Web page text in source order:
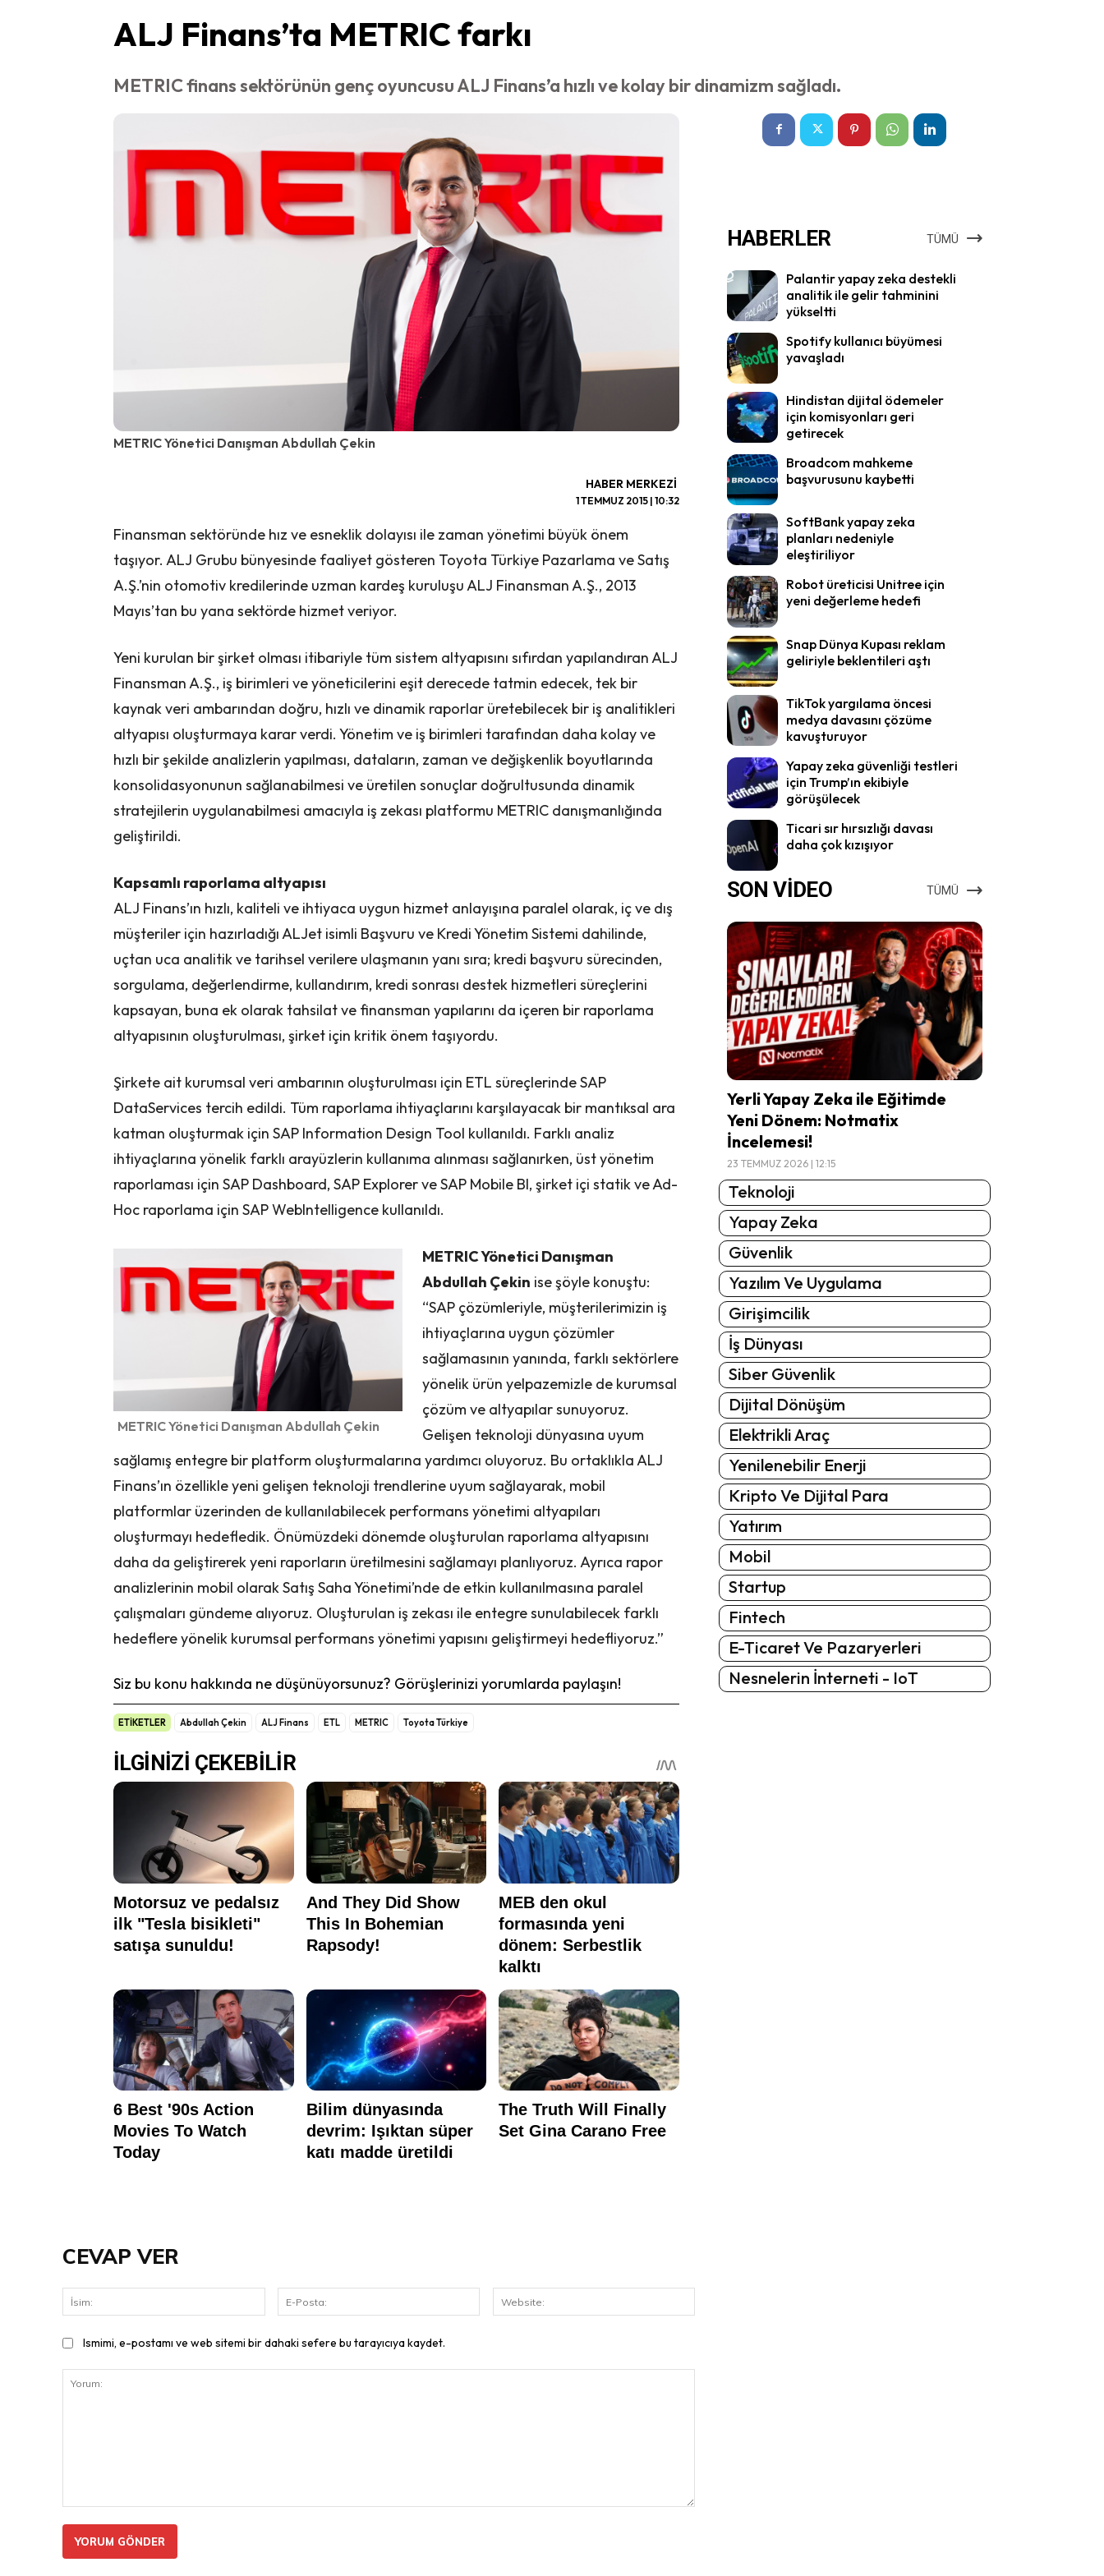
ALJ Finans’ta METRIC farkı
METRIC finans sektörünün genç oyuncusu ALJ Finans’a hızlı ve kolay bir dinamizm sağladı.
METRIC Yönetici Danışman Abdullah Çekin
HABER MERKEZI
1 TEMMUZ 2015 | 10:32
Finansman sektöründe hız ve esneklik dolayısı ile zaman yönetimi büyük önem
taşıyor. ALJ Grubu bünyesinde faaliyet gösteren Toyota Türkiye Pazarlama ve Satış
A.Ş.’nin otomotiv kredilerinde uzman kardeş kuruluşu ALJ Finansman A.Ş., 2013
Mayıs’tan bu yana sektörde hizmet veriyor.
Yeni kurulan bir şirket olması itibariyle tüm sistem altyapısını sıfırdan yapılandıran ALJ
Finansman A.Ş., iş birimleri ve yöneticilerini eşit derecede tatmin edecek, tek bir
kaynak veri ambarından doğru, hızlı ve dinamik raporlar üretebilecek bir iş analitikleri
altyapısı oluşturmaya karar verdi. Yönetim ve iş birimleri tarafından daha kolay ve
hızlı bir şekilde analizlerin yapılması, dataların, zaman ve değişkenlik boyutlarında
konsolidasyonunun sağlanabilmesi ve üretilen sonuçlar doğrultusunda dinamik
stratejilerin uygulanabilmesi amacıyla iş zekası platformu METRIC danışmanlığında
geliştirildi.
Kapsamlı raporlama altyapısı
ALJ Finans’ın hızlı, kaliteli ve ihtiyaca uygun hizmet anlayışına paralel olarak, iç ve dış
müşteriler için hazırladığı ALJet isimli Başvuru ve Kredi Yönetim Sistemi dahilinde,
uçtan uca analitik ve tarihsel verilere ulaşmanın yanı sıra; kredi başvuru sürecinden,
sorgulama, değerlendirme, kullandırım, kredi sonrası destek hizmetleri süreçlerini
kapsayan, buna ek olarak tahsilat ve finansman yapılarını da içeren bir raporlama
altyapısının oluşturulması, şirket için kritik önem taşıyordu.
Şirkete ait kurumsal veri ambarının oluşturulması için ETL süreçlerinde SAP
DataServices tercih edildi. Tüm raporlama ihtiyaçlarını karşılayacak bir mantıksal ara
katman oluşturmak için SAP Information Design Tool kullanıldı. Farklı analiz
ihtiyaçlarına yönelik farklı arayüzlerin kullanıma alınması sağlanırken, üst yönetim
raporlaması için SAP Dashboard, SAP Explorer ve SAP Mobile BI, şirket içi statik ve Ad-
Hoc raporlama için SAP WebIntelligence kullanıldı.
METRIC Yönetici Danışman Abdullah Çekin
METRIC Yönetici Danışman
Abdullah Çekin ise şöyle konuştu:
“SAP çözümleriyle, müşterilerimizin iş
ihtiyaçlarına uygun çözümler
sağlamasının yanında, farklı sektörlere
yönelik ürün yelpazemizle de kurumsal
çözüm ve altyapılar sunuyoruz.
Gelişen teknoloji dünyasına uyum
sağlamış entegre bir platform oluşturmalarına yardımcı oluyoruz. Bu ortaklıkla ALJ
Finans’ın özellikle yeni gelişen teknoloji trendlerine uyum sağlayarak, mobil
platformlar üzerinden de kullanılabilecek performans yönetimi altyapıları
oluşturmayı hedefledik. Önümüzdeki dönemde oluşturulan raporlama altyapısını
daha da geliştirerek yeni raporların üretilmesini sağlamayı planlıyoruz. Ayrıca rapor
analizlerinin mobil olarak Satış Saha Yönetimi’nde de etkin kullanılmasına paralel
çalışmaları gündeme alıyoruz. Oluşturulan iş zekası ile entegre sunulabilecek farklı
hedeflere yönelik kurumsal performans yönetimi yapısını geliştirmeyi hedefliyoruz.”
Siz bu konu hakkında ne düşünüyorsunuz? Görüşlerinizi yorumlarda paylaşın!
ETİKETLER Abdullah Çekin ALJ Finans ETL METRIC Toyota Türkiye
HABERLER TÜMÜ
Palantir yapay zeka destekli
analitik ile gelir tahminini
yükseltti
Spotify kullanıcı büyümesi
yavaşladı
Hindistan dijital ödemeler
için komisyonları geri
getirecek
Broadcom mahkeme
başvurusunu kaybetti
SoftBank yapay zeka
planları nedeniyle
eleştiriliyor
Robot üreticisi Unitree için
yeni değerleme hedefi
Snap Dünya Kupası reklam
geliriyle beklentileri aştı
TikTok yargılama öncesi
medya davasını çözüme
kavuşturuyor
Yapay zeka güvenliği testleri
için Trump’ın ekibiyle
görüşülecek
Ticari sır hırsızlığı davası
daha çok kızışıyor
SON VİDEO TÜMÜ
Yerli Yapay Zeka ile Eğitimde
Yeni Dönem: Notmatix
İncelemesi!
23 TEMMUZ 2026 | 12:15
Teknoloji
Yapay Zeka
Güvenlik
Yazılım Ve Uygulama
Girişimcilik
İş Dünyası
Siber Güvenlik
Dijital Dönüşüm
Elektrikli Araç
Yenilenebilir Enerji
Kripto Ve Dijital Para
Yatırım
Mobil
Startup
Fintech
E-Ticaret Ve Pazaryerleri
Nesnelerin İnterneti - IoT
CEVAP VER
Posta:
Ismimi, e-postamı ve web sitemi bir dahaki sefere bu tarayıcıya kaydet.